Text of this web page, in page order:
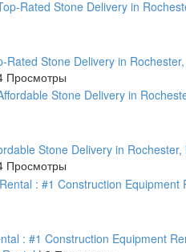
Rated Stone Delivery in
Просмотры
Stone Delivery in Rochester,
Просмотры
: #1 Construction Equipment